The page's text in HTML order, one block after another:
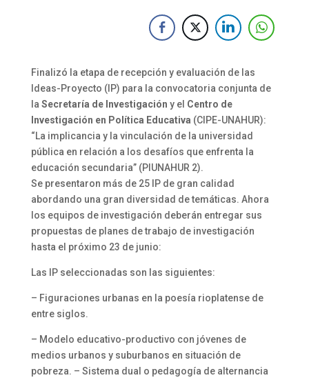
Finalizó la etapa de recepción y evaluación de las
Ideas-Proyecto (IP) para la convocatoria conjunta de
la Secretaría de Investigación y el Centro de
Investigación en Política Educativa (CIPE-UNAHUR):
“La implicancia y la vinculación de la universidad
pública en relación a los desafíos que enfrenta la
educación secundaria” (PIUNAHUR 2).
Se presentaron más de 25 IP de gran calidad
abordando una gran diversidad de temáticas. Ahora
los equipos de investigación deberán entregar sus
propuestas de planes de trabajo de investigación
hasta el próximo 23 de junio:
Las IP seleccionadas son las siguientes:
– Figuraciones urbanas en la poesía rioplatense de
entre siglos.
– Modelo educativo-productivo con jóvenes de
medios urbanos y suburbanos en situación de
pobreza. – Sistema dual o pedagogía de alternancia